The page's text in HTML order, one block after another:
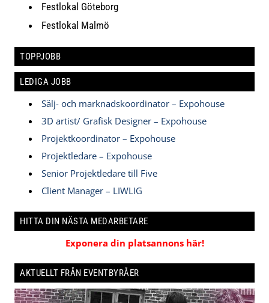
Festlokal Göteborg
Festlokal Malmö
TOPPJOBB
LEDIGA JOBB
Sälj- och marknadskoordinator – Expohouse
3D artist/ Grafisk Designer – Expohouse
Projektkoordinator – Expohouse
Projektledare – Expohouse
Senior Projektledare till Five
Client Manager – LIWLIG
HITTA DIN NÄSTA MEDARBETARE
Exponera din platsannons här!
AKTUELLT FRÅN EVENTBYRÅER